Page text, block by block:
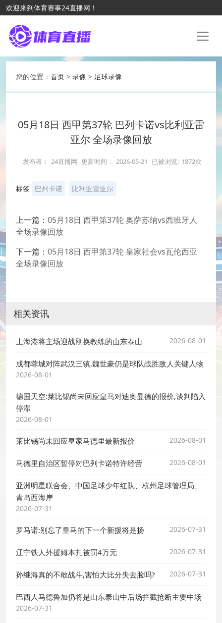
欢迎来到体育赛事24直播网！
您的位置： 首页 > 录像 > 足球录像
05月18日 西甲第37轮 巴列卡诺vs比利亚雷
亚尔 全场录像回放
发布者： 24直播网 更新时间： 2026-05-21 已被浏览: 1872次
标签 巴列卡诺 比利亚雷亚尔
上一篇： 05月18日 西甲第37轮 奥萨苏纳vs西班牙人
全场录像回放
下一篇： 05月18日 西甲第37轮 皇家社会vs瓦伦西亚
全场录像回放
相关资讯
上海港将主场迎战刚换教练的山东泰山 2026-08-01
成都蓉城对阵武汉三镇,魏世豪仍是球队战胜敌人关键人物
2026-08-01
德国天空:莱比锡尚未回应皇马对迪奥曼德的报价,谈判陷入
停滞
2026-08-01
莱比锡尚未回应皇家马德里最新报价 2026-08-01
马德里自治区暂停对巴列卡诺特许经营 2026-08-01
亚洲明星联合会、中国足球少年红队、杭州足球管理局、
青岛西海岸
2026-07-31
罗马诺:别忘了皇马的下一个新援将是扬 2026-07-31
辽宁铁人外援姆本扎被罚4万元 2026-07-31
孙继海真的不敢战斗,害怕大比分失去脸吗? 2026-07-31
巴西人马德鲁加仍将是山东泰山中后场拦截抢断主要中场
2026-07-31